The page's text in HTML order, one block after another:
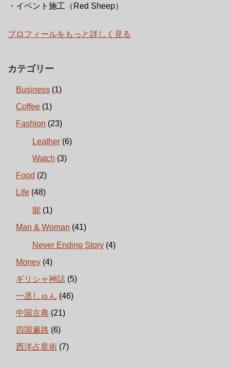
・イベント施工（Red Sheep）
プロフィールをもっと詳しく見る
カテゴリー
Business (1)
Coffee (1)
Fashion (23)
Leather (6)
Watch (3)
Food (2)
Life (48)
能 (1)
Man & Woman (41)
Never Ending Story (4)
Money (4)
ギリシャ神話 (5)
一丞しゅん (46)
中国古典 (21)
四国遍路 (6)
西洋占星術 (7)